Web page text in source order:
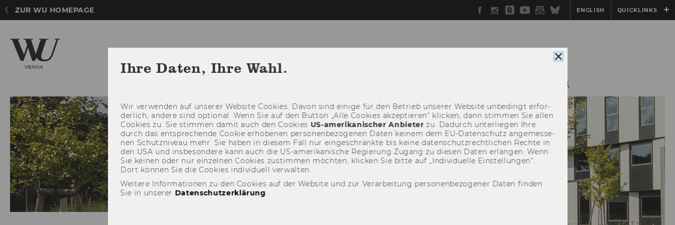
ZUR WU HOMEPAGE Facebook
Instagram
WU
Blog
YouTube
Newsletter
BlueskyENGLISH QUICKLINKS
Cookie
Ihre Daten, Ihre Wahl.
Wir ver­wen­den auf un­se­rer Web­site Coo­kies. Davon sind ei­ni­ge für den Be­trieb un­se­rer Web­site un­be­dingt er­for­
der­lich, an­de­re sind op­tio­nal. Wenn Sie auf den But­ton „Alle Coo­kies ak­zep­tie­ren“ kli­cken, dann stim­men Sie allen
Coo­kies zu. Sie stim­men damit auch den Coo­kies US-​amerikanischer An­bie­terzu. Da­durch un­ter­lie­gen Ihre
durch das ent­spre­chen­de Coo­kie er­ho­be­nen per­so­nen­be­zo­ge­nen Daten kei­nem dem EU-​Datenschutz an­ge­mes­se­
nen Schutz­ni­veau mehr. Sie haben in die­sem Fall nur ein­ge­schränk­te bis keine da­ten­schutz­recht­li­chen Rech­te in
den USA und ins­be­son­de­re kann auch die US-​amerikanische Re­gie­rung Zu­gang zu die­sen Daten er­lan­gen. Wenn
Sie kei­nen oder nur ein­zel­nen Coo­kies zu­stim­men möch­ten, kli­cken Sie bitte auf „In­di­vi­du­el­le Ein­stel­lun­gen“.
Dort kön­nen Sie die Coo­kies in­di­vi­du­ell ver­wal­ten.
Weitere Informationen zu den Cookies auf der Website und zur Verarbeitung personenbezogener Daten finden
Sie in unserer Datenschutzerklärung